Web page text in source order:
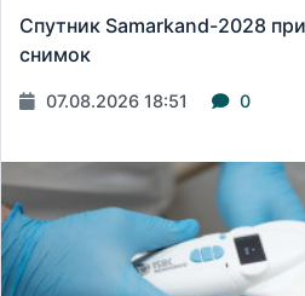
Спутник Samarkand-2028
снимок
07.08.2026 18:51 0